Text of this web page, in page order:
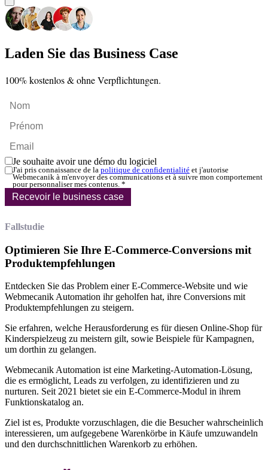
Laden Sie das Business Case
100% kostenlos & ohne Verpflichtungen.
Je souhaite avoir une démo du logiciel
J'ai pris connaissance de la politique de confidentialité et j'autorise
Webmecanik à m'envoyer des communications et à suivre mon comportement
pour personnaliser mes contenus. *
Recevoir le business case
Fallstudie
Optimieren Sie Ihre E-Commerce-Conversions mit
Produktempfehlungen
Entdecken Sie das Problem einer E-Commerce-Website und wie
Webmecanik Automation ihr geholfen hat, ihre Conversions mit
Produktempfehlungen zu steigern.
Sie erfahren, welche Herausforderung es für diesen Online-Shop für
Kinderspielzeug zu meistern gilt, sowie Beispiele für Kampagnen,
um dorthin zu gelangen.
Webmecanik Automation ist eine Marketing-Automation-Lösung,
die es ermöglicht, Leads zu verfolgen, zu identifizieren und zu
nurturen. Seit 2021 bietet sie ein E-Commerce-Modul in ihrem
Funktionskatalog an.
Ziel ist es, Produkte vorzuschlagen, die die Besucher wahrscheinlich
interessieren, um aufgegebene Warenkörbe in Käufe umzuwandeln
und den durchschnittlichen Warenkorb zu erhöhen.